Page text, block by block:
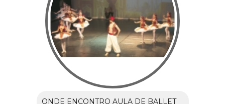
ONDE ENCONTRO AULA DE BALLET